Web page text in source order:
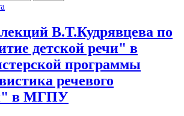
В.Т.Кудрявцева по
детской речи" в
программы
речевого
в МГПУ